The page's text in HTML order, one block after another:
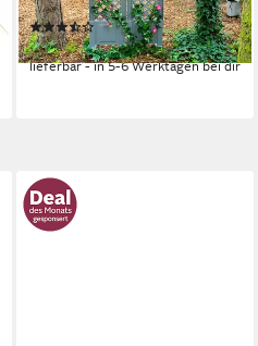
43x6x140 cm
(4)
77,49 €
lieferbar - in 5-6 Werktagen bei dir